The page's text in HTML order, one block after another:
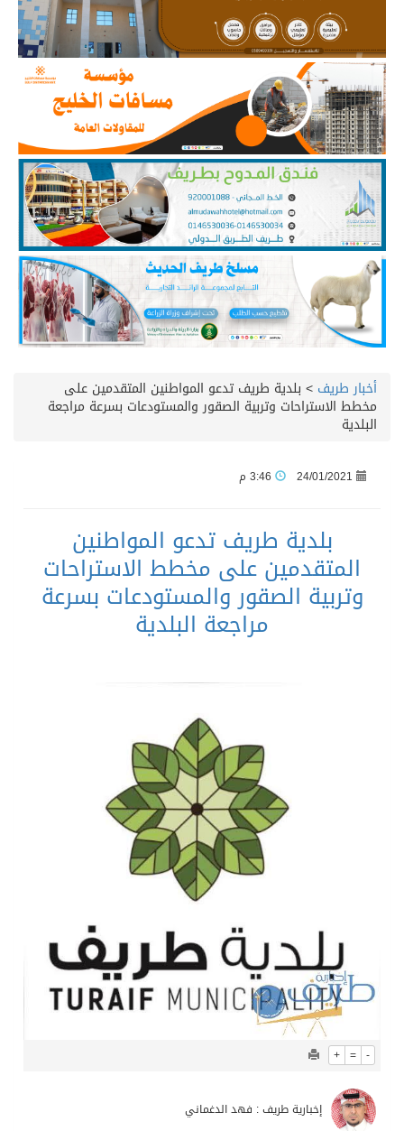
أخبار طريف > بلدية طريف تدعو المواطنين المتقدمين على
مخطط الاستراحات وتربية الصقور والمستودعات بسرعة مراجعة
البلدية
24/01/2021
بلدية طريف تدعو المواطنين
المتقدمين على مخطط الاستراحات
وتربية الصقور والمستودعات بسرعة
مراجعة البلدية
+ = -
إخبارية طريف : فهد الدغماني